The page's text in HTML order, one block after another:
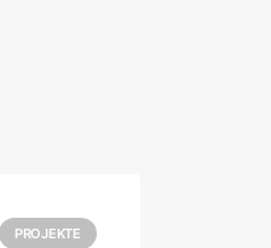
PROJEKTE